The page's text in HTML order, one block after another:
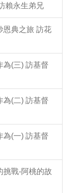
賴永生弟兄
恩典之旅 訪花
為(三) 訪基督
為(二) 訪基督
為(一) 訪基督
挑戰-阿桃的故